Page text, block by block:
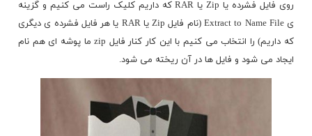
روی فایل فشرده یا Zip یا RAR که داریم کلیک راست می کنیم و گزینه
ی Extract to Name File (نام فایل Zip یا RAR یا هر فایل فشرده ی دیگری
که داریم) را انتخاب می کنیم با این کار کنار فایل zip ما پوشه ای هم نام
ایجاد می شود و فایل ها در آن ریخته می شود.